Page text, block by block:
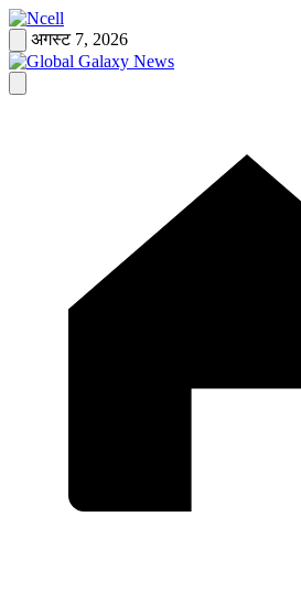
Skip
to
content
अगस्ट 7, 2026